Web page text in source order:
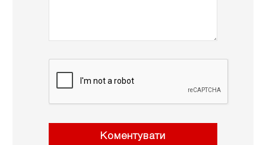
Коментувати